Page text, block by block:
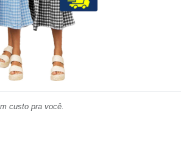
custo pra você.